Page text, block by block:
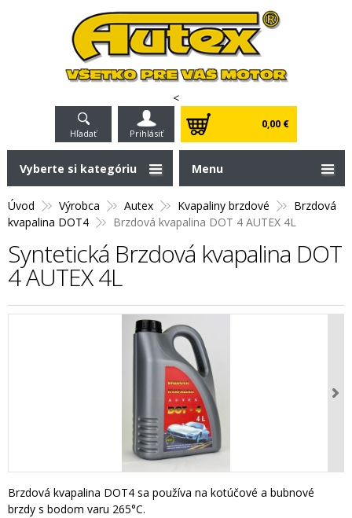
<
Hľadať Prihlásiť
0,00 €
Úvod Výrobca Autex Kvapaliny brzdové
Brzdová
kvapalina DOT4
Brzdová kvapalina DOT 4 AUTEX 4L
Syntetická Brzdová kvapalina DOT
4 AUTEX 4L
Brzdová kvapalina DOT4 sa používa na kotúčové a bubnové
brzdy s bodom varu 265°C.
Vyberte si kategóriu Menu